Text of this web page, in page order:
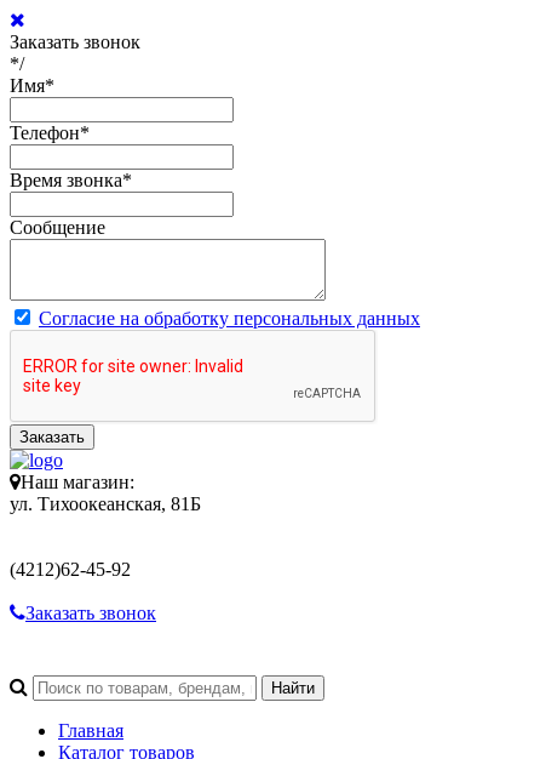
Заказать звонок
*/
Имя*
Телефон*
Время звонка*
Сообщение
Согласие на обработку персональных данных
Заказать
Наш магазин:
ул. Тихоокеанская, 81Б
(4212)62-45-92
Заказать звонок
Главная
Каталог товаров